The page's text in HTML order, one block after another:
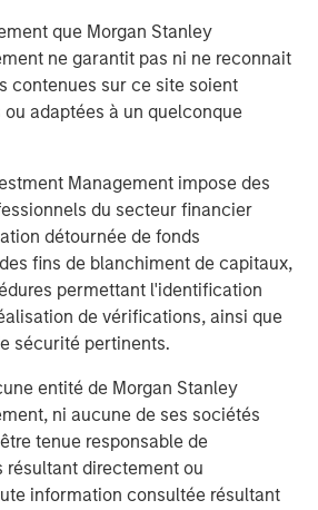
que Morgan Stanley
ne garantit pas ni ne reconnait
contenues sur ce site soient
adaptées à un quelconque
Management impose des
du secteur financier
détournée de fonds
fins de blanchiment de capitaux,
permettant l'identification
de vérifications, ainsi que
sécurité pertinents.
entité de Morgan Stanley
ni aucune de ses sociétés
tenue responsable de
résultant directement ou
information consultée résultant
our success and bring more
to the market in the near
co-CEO Dr Andreas Sedlmayr
to decarbonise off-grid power and
anywhere, anytime. Having
in the battery industry, we saw
- numerous portable batteries
leisure, but what was missing
portable battery solution for
are leading the way by
down operating costs, and
workplaces. We are thrilled to be
global investors whose support will
global footprint by putting our
of even more people.”